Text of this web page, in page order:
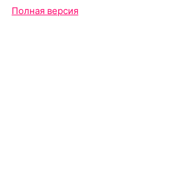
Полная версия